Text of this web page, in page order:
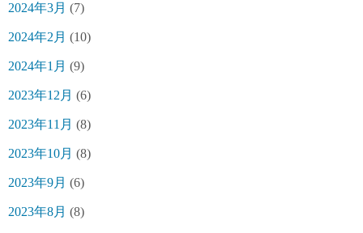
2024年3月 (7)
2024年2月 (10)
2024年1月 (9)
2023年12月 (6)
2023年11月 (8)
2023年10月 (8)
2023年9月 (6)
2023年8月 (8)